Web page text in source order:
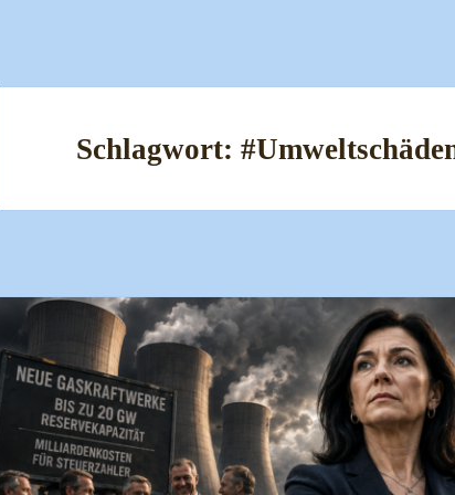
Schlagwort: